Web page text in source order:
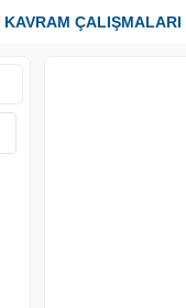
KAVRAM ÇALIŞMALARI